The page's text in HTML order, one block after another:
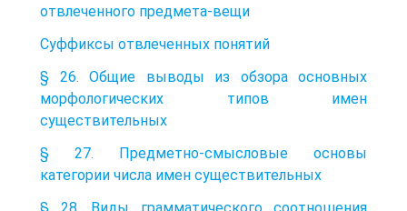
отвлеченного предмета-вещи
Суффиксы отвлеченных понятий
§ 26. Общие выводы из обзора основных
морфологических типов имен
существительных
§ 27. Предметно-смысловые основы
категории числа имен существительных